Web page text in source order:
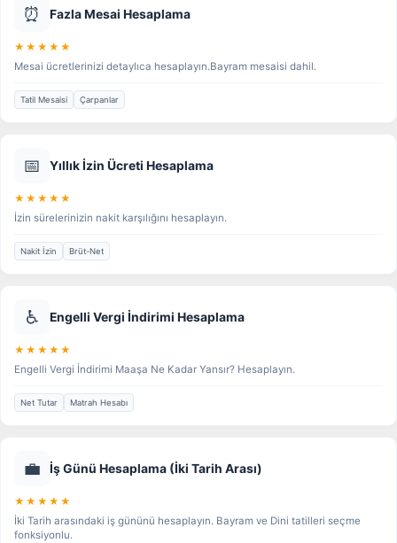
⏰ Fazla Mesai Hesaplama
★★★★★
Mesai ücretlerinizi detaylıca hesaplayın.Bayram mesaisi dahil.
Tatil Mesaisi Çarpanlar
📅 Yıllık İzin Ücreti Hesaplama
★★★★★
İzin sürelerinizin nakit karşılığını hesaplayın.
Nakit İzin Brüt-Net
♿ Engelli Vergi İndirimi Hesaplama
★★★★★
Engelli Vergi İndirimi Maaşa Ne Kadar Yansır? Hesaplayın.
Net Tutar Matrah Hesabı
💼 İş Günü Hesaplama (İki Tarih Arası)
★★★★★
İki Tarih arasındaki iş gününü hesaplayın. Bayram ve Dini tatilleri seçme
fonksiyonlu.